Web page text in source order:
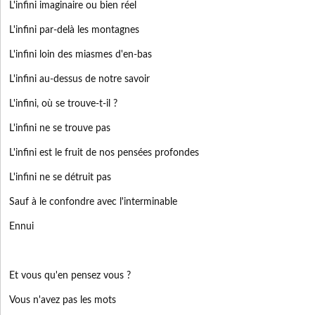
L'infini imaginaire ou bien réel
L'infini par-delà les montagnes
L'infini loin des miasmes d'en-bas
L'infini au-dessus de notre savoir
L'infini, où se trouve-t-il ?
L'infini ne se trouve pas
L'infini est le fruit de nos pensées profondes
L'infini ne se détruit pas
Sauf à le confondre avec l'interminable
Ennui
Et vous qu'en pensez vous ?
Vous n'avez pas les mots